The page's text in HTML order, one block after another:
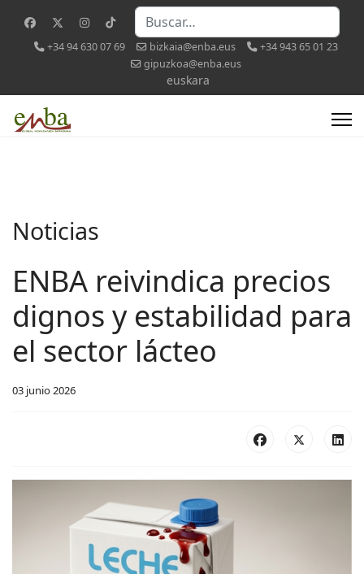
Buscar
+34 94 630 07 69 bizkaia@enba.eus
+34 943 65 01 23
gipuzkoa@enba.eus
Seleccione su idioma
euskara
Noticias
ENBA reivindica precios
dignos y estabilidad para
el sector lácteo
03 junio 2026